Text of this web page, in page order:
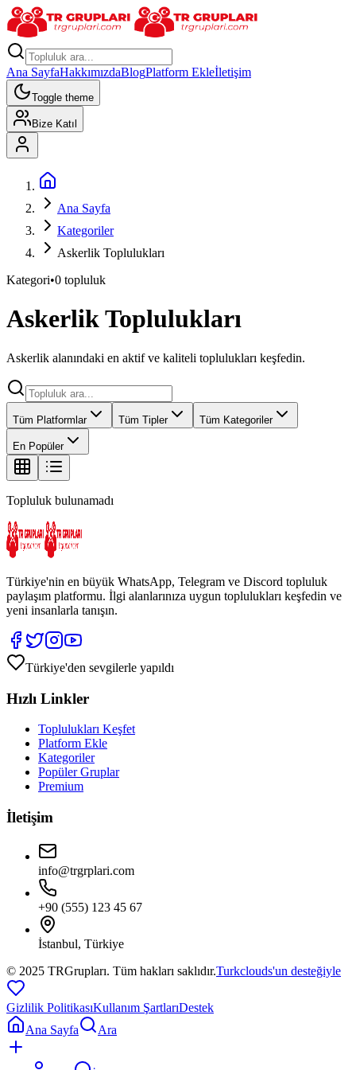
Ana SayfaHakkımızdaBlogPlatform Ekleİletişim
Toggle theme
Bize Katıl
Ana Sayfa
Kategoriler
Askerlik Toplulukları
Kategori•0 topluluk
AskerlikToplulukları
Askerlik alanındaki en aktif ve kaliteli toplulukları keşfedin.
Tüm Platformlar Tüm Tipler Tüm Kategoriler
En Popüler
Topluluk bulunamadı
Türkiye'nin en büyük WhatsApp, Telegram ve Discord topluluk
paylaşım platformu. İlgi alanlarınıza uygun toplulukları keşfedin ve
yeni insanlarla tanışın.
Türkiye'den sevgilerle yapıldı
Hızlı Linkler
Toplulukları Keşfet
Platform Ekle
Kategoriler
Popüler Gruplar
Premium
İletişim
info@trgrplari.com
+90 (555) 123 45 67
İstanbul, Türkiye
© 2025 TRGrupları. Tüm hakları saklıdır.Turkclouds'un desteğiyle
Gizlilik PolitikasıKullanım ŞartlarıDestek
Ana Sayfa
Ara